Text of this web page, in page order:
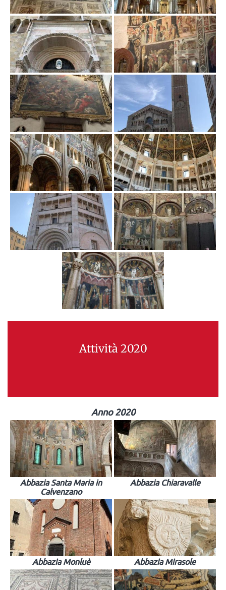
Attività 2020
Anno 2020
Abbazia Santa Maria in
Calvenzano
Abbazia Chiaravalle
Abbazia Monluè Abbazia Mirasole